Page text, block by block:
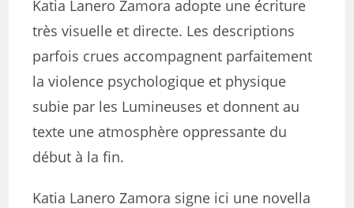
Katia Lanero Zamora adopte une écriture
très visuelle et directe. Les descriptions
parfois crues accompagnent parfaitement
la violence psychologique et physique
subie par les Lumineuses et donnent au
texte une atmosphère oppressante du
début à la fin.
Katia Lanero Zamora signe ici une novella